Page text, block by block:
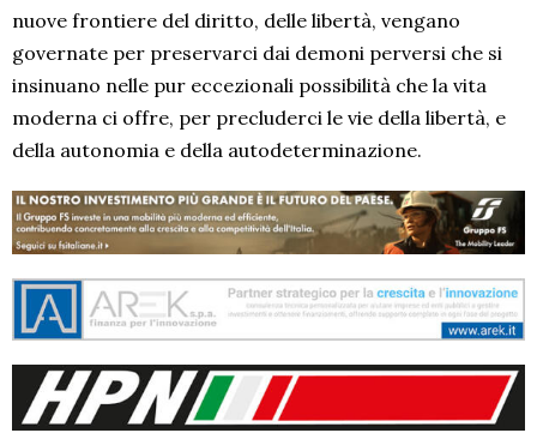
nuove frontiere del diritto, delle libertà, vengano
governate per preservarci dai demoni perversi che si
insinuano nelle pur eccezionali possibilità che la vita
moderna ci offre, per precluderci le vie della libertà, e
della autonomia e della autodeterminazione.